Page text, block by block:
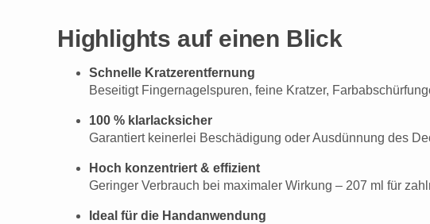
Highlights auf einen Blick
Schnelle Kratzerentfernung
Beseitigt Fingernagelspuren, feine Kratzer,
100 % klarlacksicher
Garantiert keinerlei Beschädigung oder Ausdünnung des
Hoch konzentriert & effizient
Geringer Verbrauch bei maximaler Wirkung – 207 ml für
Ideal für die Handanwendung